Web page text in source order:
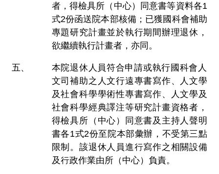
者，得檢具所（中心）同意書等資料各1
式2份函送院本部核備；已獲國科會補助
專題研究計畫並於執行期間辦理退休，
欲繼續執行計畫者，亦同。
本院退休人員符合申請或執行國科會人
文司補助之人文行遠專書寫作、人文學
及社會科學學術性專書寫作、人文學及
社會科學經典譯注等研究計畫資格者，
得檢具所（中心）同意書及主持人聲明
書各1式2份至院本部彙辦，不受第三點
限制。該退休人員進行寫作之相關設備
及行政作業由所（中心）負責。